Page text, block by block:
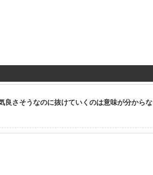
良さそうなのに抜けていくのは意味が分からな